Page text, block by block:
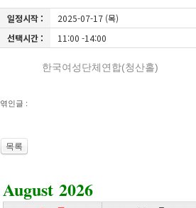
일정시작 :
2025-07-17 (목)
선택시간 :
11:00 -14:00
한국여성단체연합(청산홀)
엮인글 :
목록
August 2026